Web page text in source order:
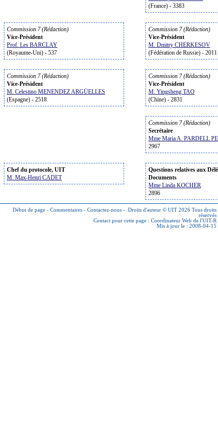
(France) - 3383
Commission 7 (Rédaction)
Vice-Président
Prof. Les BARCLAY
(Royaume-Uni) - 537
Commission 7 (Rédaction)
Vice-Président
M. Dmitry CHERKESOV
(Fédération de Russie) - 2011
Commission 7 (Rédaction)
Vice-Président
M. Celestino MENENDEZ ARGÜELLES
(Espagne) - 2518
Commission 7 (Rédaction)
Vice-Président
M. Yingsheng TAO
(Chine) - 2831
Commission 7 (Rédaction)
Secrétaire
Mme Maria A. PARDELL
2967
Chef du protocole, UIT
M. Max-Henri CADET
Questions relatives aux
Documents
Mme Linda KOCHER
2896
Début de page - Commentaires - Contactez-nous - Droits d'auteur © UIT 2026 Tous droits
réservés
Contact pour cette page : Coordinateur Web de l'UIT-R
Mis à jour le : 2008-04-15